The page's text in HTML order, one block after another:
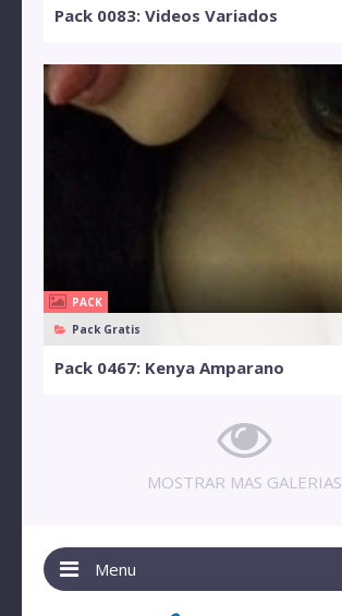
Pack 0083: Videos Variados
PACK
Pack Gratis
Pack 0467: Kenya Amparano
MOSTRAR MAS GALERIAS
Menu